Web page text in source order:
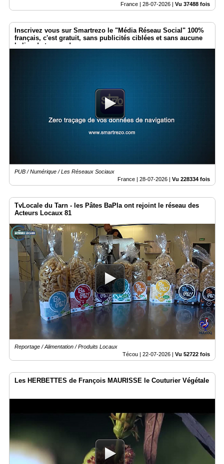
France | 28-07-2026 | Vu 37488 fois
Inscrivez vous sur Smartrezo le "Média Réseau Social" 100%
français, c'est gratuit, sans publicités ciblées et sans aucune
balise de traçage !
PUB / Numérique / Les Réseaux Sociaux
France | 28-07-2026 | Vu 228334 fois
TvLocale du Tarn - les Pâtes BaPla ont rejoint le réseau des
Acteurs Locaux 81
Reportage / Alimentation / Produits Locaux
Técou | 22-07-2026 Vu 52722 fois
Les HERBETTES de François MAURISSE le Couturier Végétale